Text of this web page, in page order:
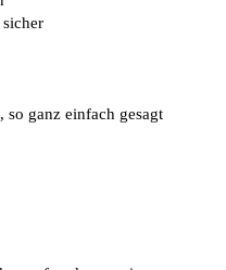
ganz einfach gesagt